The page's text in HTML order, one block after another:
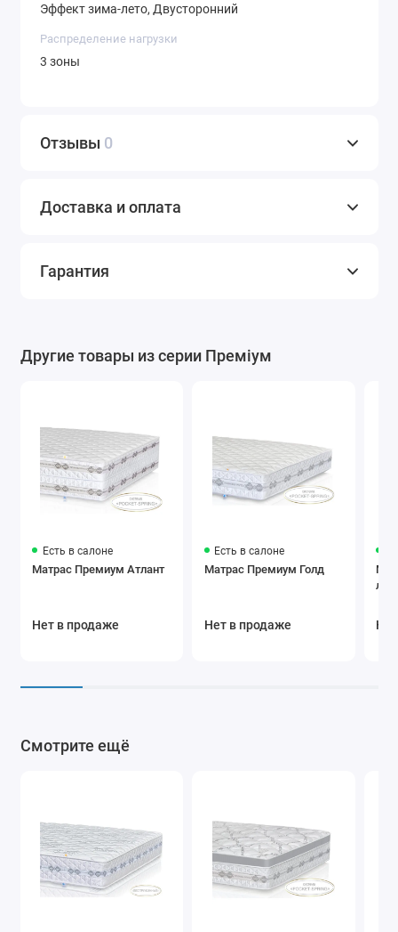
Эффект зима-лето, Двусторонний
Распределение нагрузки
3 зоны
Отзывы 0
Доставка и оплата
Гарантия
Другие товары из серии Преміум
Есть в салоне
Матрас Премиум Атлант
Нет в продаже
Есть в салоне
Матрас Премиум Голд
Нет в продаже
Смотрите ещё